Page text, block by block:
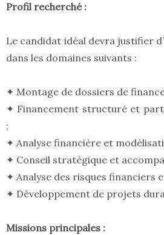
Profil recherché :
Le candidat idéal devra justifier
dans les domaines suivants :
✦ Montage de dossiers de
✦ Financement structuré et
;
✦ Analyse financière et
✦ Conseil stratégique et
✦ Analyse des risques financiers
✦ Développement de projets
Missions principales :